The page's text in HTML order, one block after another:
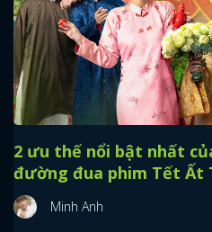
2 ưu thế nổi bật nhất
đường đua phim Tết Ất
Minh Anh